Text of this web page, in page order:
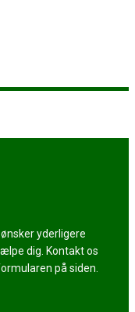
yderligere
dig. Kontakt os
på siden.